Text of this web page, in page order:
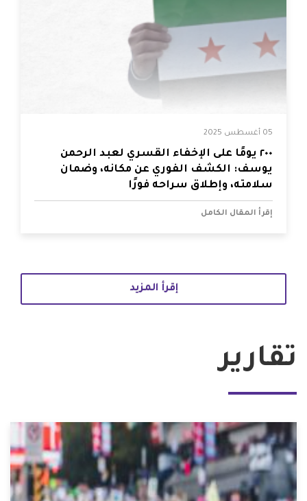
05 أغسطس 2025
٢٠٠ يومًا على الإخفاء القسري لعبد الرحمن
يوسف: الكشف الفوري عن مكانه، وضمان
سلامته، وإطلاق سراحه فورًا
إقرأ المقال الكامل
إقرأ المزيد
تقارير